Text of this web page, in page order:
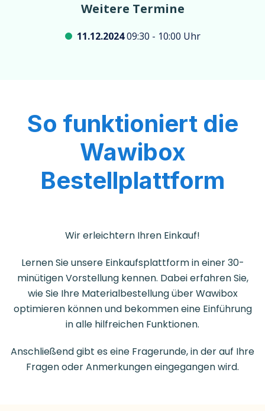
Weitere Termine
11.12.202409:30 - 10:00 Uhr
So funktioniert die
Wawibox
Bestellplattform
Wir erleichtern Ihren Einkauf!
Lernen Sie unsere Einkaufsplattform in einer 30-
minütigen Vorstellung kennen. Dabei erfahren Sie,
wie Sie Ihre Materialbestellung über Wawibox
optimieren können und bekommen eine Einführung
in alle hilfreichen Funktionen.
Anschließend gibt es eine Fragerunde, in der auf Ihre
Fragen oder Anmerkungen eingegangen wird.